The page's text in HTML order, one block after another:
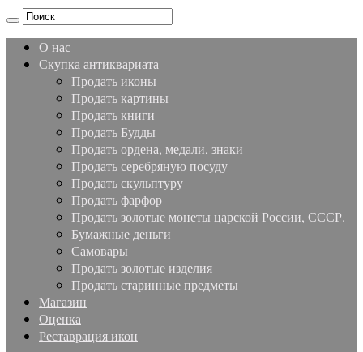
О нас
Скупка антиквариата
Продать иконы
Продать картины
Продать книги
Продать Будды
Продать ордена, медали, знаки
Продать серебряную посуду
Продать скульптуру
Продать фарфор
Продать золотые монеты царской России, СССР.
Бумажные деньги
Самовары
Продать золотые изделия
Продать старинные предметы
Магазин
Оценка
Реставрация икон